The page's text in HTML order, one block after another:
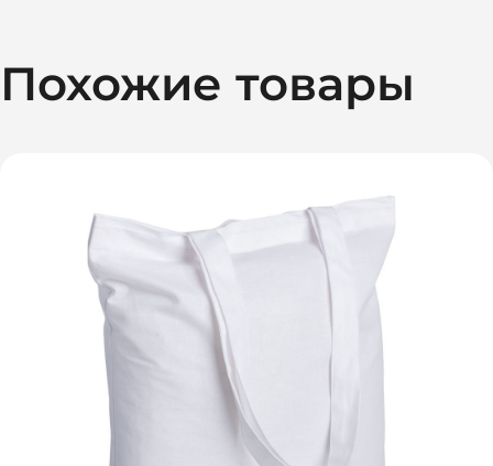
Похожие товары